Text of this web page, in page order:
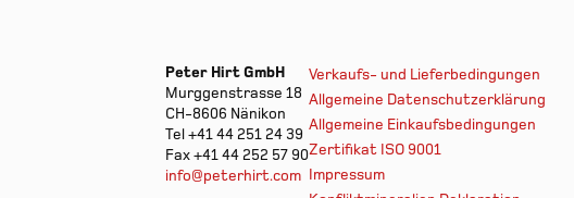
Peter Hirt GmbH
Murggenstrasse 18
CH-8606 Nänikon
Tel +41 44 251 24 39
Fax +41 44 252 57 90
info@peterhirt.com
Verkaufs- und Lieferbedingungen
Allgemeine Datenschutzerklärung
Allgemeine Einkaufsbedingungen
Zertifikat ISO 9001
Impressum